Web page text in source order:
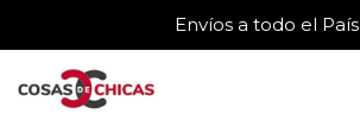
Envíos a todo el País